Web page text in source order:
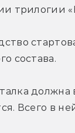
трилогии
состава.
должна
Всего в